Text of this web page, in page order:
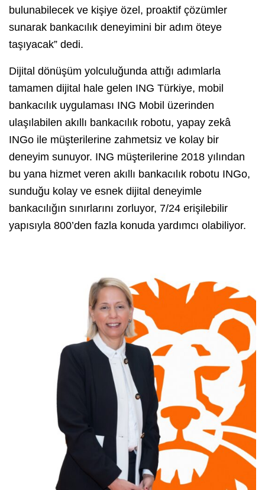
bulunabilecek ve kişiye özel, proaktif çözümler
sunarak bankacılık deneyimini bir adım öteye
taşıyacak” dedi.
Dijital dönüşüm yolculuğunda attığı adımlarla
tamamen dijital hale gelen ING Türkiye, mobil
bankacılık uygulaması ING Mobil üzerinden
ulaşılabilen akıllı bankacılık robotu, yapay zekâ
INGo ile müşterilerine zahmetsiz ve kolay bir
deneyim sunuyor. ING müşterilerine 2018 yılından
bu yana hizmet veren akıllı bankacılık robotu INGo,
sunduğu kolay ve esnek dijital deneyimle
bankacılığın sınırlarını zorluyor, 7/24 erişilebilir
yapısıyla 800’den fazla konuda yardımcı olabiliyor.